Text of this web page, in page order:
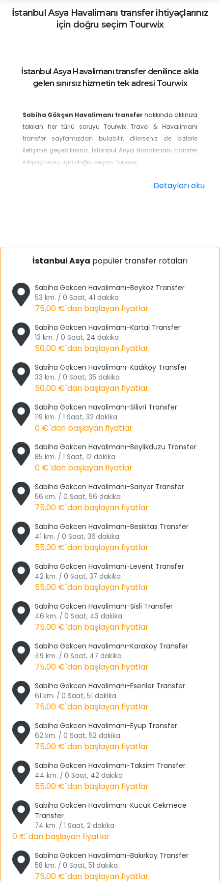
İstanbul Asya Havalimanı transfer ihtiyaçlarınız
için doğru seçim Tourwix
İstanbul Asya Havalimanı transfer denilince akla
gelen sınırsız hizmetin tek adresi Tourwix
Sabiha Gökçen Havalimanı transfer hakkında aklınıza
takılan her türlü soruyu Tourwix Travel & Havalimanı
transfer sayfamızdan bulabilir, dilerseniz de bizlerle
iletişime geçebilirsiniz. İstanbul Asya Havalimanı transfer
ihtiyaçlarınız için doğru seçim Tourwix
Siz havalimanından iner inmez sizleri karşılıyoruz. Hem
Uzun veya kısa yolculuğun her türlüsü yorucudur ancak
yorgunluğunuz gidecek ve her anın tadını çıkaracaksınız.
Gözde Kent İstanbul: Asya Yakası
Sabiha Gökçen Havalimanı transfer bölgelerinden
hangisine giderseniz gidin bir pişmanlık
yaşamayacaksınız. Siz daha iner inmez her şey hazır
kalacak.
Asya Yakası’na Anadolu Yakası da denmektedir ve
Yakası’nın 14 tane ilçesi bulunmaktadır. Bu ilçeler; Adalar,
Ataşehir, Beykoz, Çekmeköy, Kadıköy, Kartal, Maltepe,
Pendik, Sancaktepe, Sultanbeyli, Şile, Tuzla, Ümraniye ve
Üsküdar’dır. Hepsi ayrı ayrı gezilip görülmesi gereken
semtlerdir.
ardından gezmesi gerekmektedir. Adına kitaplar yazılan,
efsaneler anlatılan bu güzel şehrin her yerini gezmenin,
görmenin ve öğrenmenin herkes için önem arz ettiğini
düşünmekteyiz.
Anadolu Yakası Gezilecek Yerleri
Sabiha Gökçen Havalimanı transfer ile gideceğiniz
yüzlerce güzel yer vardır. Şimdi sizlere onların bir
kısmından bahsedeceğiz. Tourwix Travel & Havalimanı
gezebilir ve anı yaşayabilirsiniz.
Gezilecek yerlerimize tabiki Kız Kulesi ile başlıyoruz. Kız
Kulesi, Üsküdar semtinde yer almaktadır. Kız Kulesi’nin tam
karşısında da Avrupa Yakası manzarası bulunmaktadır.
Gittiğinizde tam anlamıyla görsel bir şölen
şimdiden size söylemek isteriz.
Doğasever biriyseniz tercih etmeniz gereken bir diğer yer de
Polenezköy Tabiat Parkı’dır. Bu park, İstanbul’un en büyük
parkıdır. Trekking yapmak, koşu yapmak gibi aktivitelerinizi
rahatça yapabileceğiniz bu yerde, doğayla iç içe
İstanbul’un hep içini gezdim, biraz da İstanbul’a tepeden
bakayım diyorsanız, Yoros Kalesi’ni ziyaret edebilirsiniz.
Yoros Kalesi’nden Marmara Denizi’ni uzun uzun izleyebilir
ve eşsiz manzaranın tadını çıkarabilirsiniz.
Çocuk ruhunuzu hiçbir zaman kaybetmediniz değil mi? O
zaman bir diğer durağımız da Oyuncak Müzesi olsun.
Oyuncak Müzesi, Göztepe’de bulunmaktadır. Sunay Akın
tarafından kurulmuştur. Müze içerisinde yüzlerce farklı
oyuncak bulunmaktadır.
Detayları oku
İstanbul Asya popüler transfer rotaları
Sabiha Gokcen Havalimanı-Beykoz Transfer
53 km. / 0 Saat, 41 dakika
75,00 €`dan başlayan fiyatlar
Sabiha Gokcen Havalimanı-Kartal Transfer
13 km. / 0 Saat, 24 dakika
50,00 €`dan başlayan fiyatlar
Sabiha Gokcen Havalimanı-Kadıkoy Transfer
33 km. / 0 Saat, 35 dakika
50,00 €`dan başlayan fiyatlar
Sabiha Gokcen Havalimanı-Silivri Transfer
119 km. / 1 Saat, 32 dakika
0 €`dan başlayan fiyatlar
Sabiha Gokcen Havalimanı-Beylikduzu Transfer
85 km. / 1 Saat, 12 dakika
0 €`dan başlayan fiyatlar
Sabiha Gokcen Havalimanı-Sarıyer Transfer
56 km. / 0 Saat, 56 dakika
75,00 €`dan başlayan fiyatlar
Sabiha Gokcen Havalimanı-Besiktas Transfer
41 km. / 0 Saat, 36 dakika
55,00 €`dan başlayan fiyatlar
Sabiha Gokcen Havalimanı-Levent Transfer
42 km. / 0 Saat, 37 dakika
55,00 €`dan başlayan fiyatlar
Sabiha Gokcen Havalimanı-Sisli Transfer
46 km. / 0 Saat, 43 dakika
75,00 €`dan başlayan fiyatlar
Sabiha Gokcen Havalimanı-Karakoy Transfer
49 km. / 0 Saat, 47 dakika
75,00 €`dan başlayan fiyatlar
Sabiha Gokcen Havalimanı-Esenler Transfer
61 km. / 0 Saat, 51 dakika
75,00 €`dan başlayan fiyatlar
Sabiha Gokcen Havalimanı-Eyup Transfer
62 km. / 0 Saat, 52 dakika
75,00 €`dan başlayan fiyatlar
Sabiha Gokcen Havalimanı-Taksim Transfer
44 km. / 0 Saat, 42 dakika
55,00 €`dan başlayan fiyatlar
Sabiha Gokcen Havalimanı-Kucuk Cekmece
Transfer
74 km. / 1 Saat, 2 dakika
0 €`dan başlayan fiyatlar
Sabiha Gokcen Havalimanı-Bakırkoy Transfer
58 km. / 0 Saat, 51 dakika
75,00 €`dan başlayan fiyatlar